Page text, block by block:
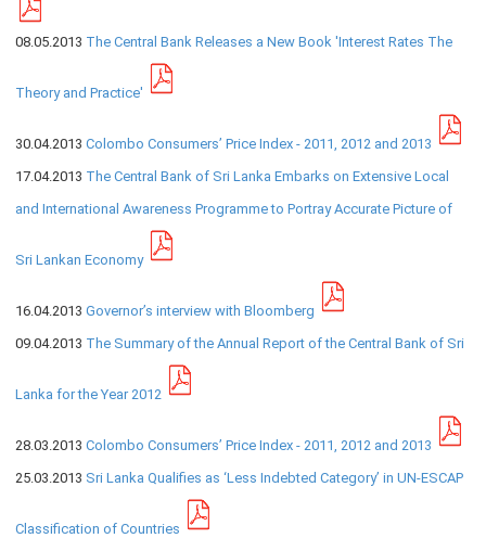
முதன்மை அலுவலர்கள்
ஆளுகைக் கோவைகளும் கொள்கைகளும்
வங்கிப் பணிமனை
வங்கிப் பணிமனை
பிரதேச அலுவலகங்கள்
வங்கித்தொழில் கற்கைகளுக்கான நிலையம்
பொருளாதார வரலாற்று அரும்பொருட் காட்சிச் சாலை
08.05.2013 The Central Bank Releases a New Book 'Interest Rates The
Theory and Practice'
30.04.2013 Colombo Consumers’ Price Index - 2011, 2012 and 2013
17.04.2013 The Central Bank of Sri Lanka Embarks on Extensive Local
and International Awareness Programme to Portray Accurate Picture of
Sri Lankan Economy
16.04.2013 Governor’s interview with Bloomberg
09.04.2013 The Summary of the Annual Report of the Central Bank of Sri
Lanka for the Year 2012
28.03.2013 Colombo Consumers’ Price Index - 2011, 2012 and 2013
25.03.2013 Sri Lanka Qualifies as ‘Less Indebted Category’ in UN-ESCAP
Classification of Countries